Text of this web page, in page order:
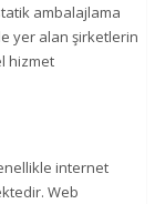
ambalajlama
yer alan şirketlerin
hizmet
internet
Web